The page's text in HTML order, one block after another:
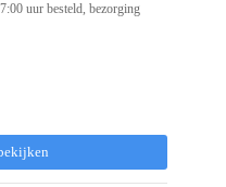
uur besteld, bezorging